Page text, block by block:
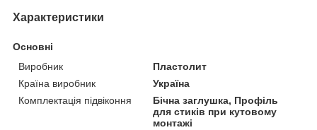
Характеристики
Основні
Виробник
Пластолит
Країна виробник
Україна
Комплектація підвіконня
Бічна заглушка, Профіль
для стиків при кутовому
монтажі